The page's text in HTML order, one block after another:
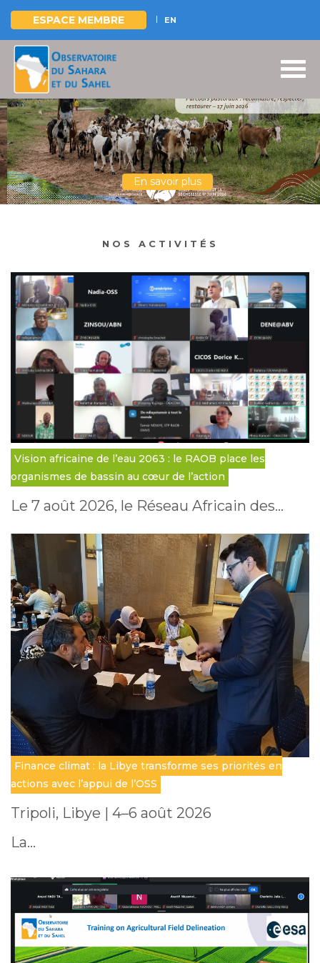
Aller
contenu
principal
ESPACE MEMBRE EN
En savoir plus
NOS ACTIVITÉS
Vision africaine de l’eau 2063 : le RAOB place les
organismes de bassin au cœur de l’action
Le 7 août 2026, le Réseau Africain des…
Finance climat : la Libye transforme ses priorités en
actions avec l’appui de l’OSS
Tripoli, Libye | 4–6 août 2026
La…